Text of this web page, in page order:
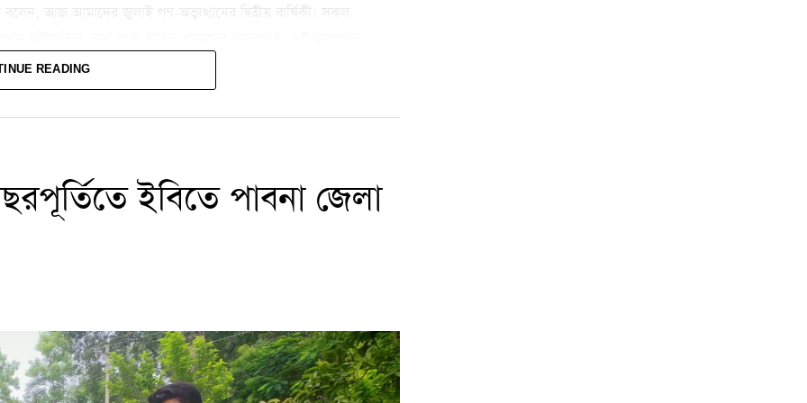
আয়োজন করা হয়। এছাড়া বিকেলে কবি হেয়াত মামুদ
লেখা নিয়ে রোড ম্যাগাজিন প্রকাশ করা হয়।
২০২৬’ উপলক্ষে বিশ্ববিদ্যালয়ের তিন আবাসিক হলের
READING
ইবিতে পাবনা জেলা